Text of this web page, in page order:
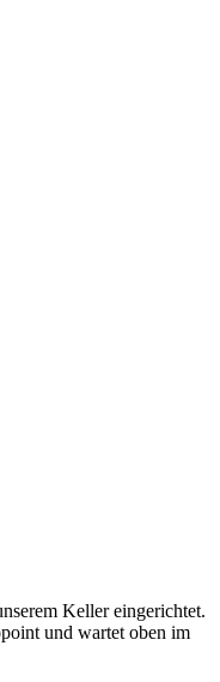
Keller eingerichtet.
und wartet oben im